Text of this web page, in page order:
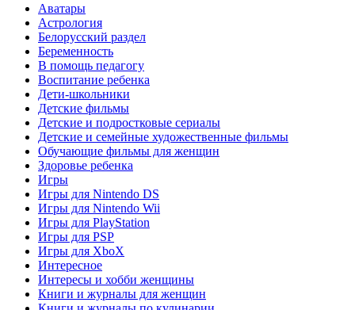
Аватары
Астрология
Белорусский раздел
Беременность
В помощь педагогу
Воспитание ребенка
Дети-школьники
Детские фильмы
Детские и подростковые сериалы
Детские и семейные художественные фильмы
Обучающие фильмы для женщин
Здоровье ребенка
Игры
Игры для Nintendo DS
Игры для Nintendo Wii
Игры для PlayStation
Игры для PSP
Игры для XboX
Интересное
Интересы и хобби женщины
Книги и журналы для женщин